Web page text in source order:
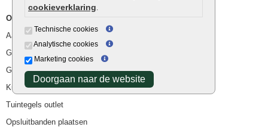
cookieverklaring
Technische cookies
Analytische cookies
Marketing cookies
Doorgaan naar de website
Overig
Aanbiedingen
Goedkope bestrating
Goedkope tuintegels
Kunstgras
Tuintegels outlet
Opsluitbanden plaatsen